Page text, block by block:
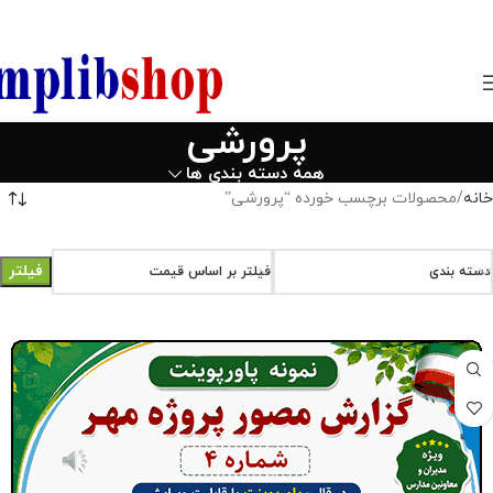
پرورشی
همه دسته بندی ها
خانه محصولات برچسب خورده “پرورشی”
دسته بندی فیلتر بر اساس قیمت فیلتر